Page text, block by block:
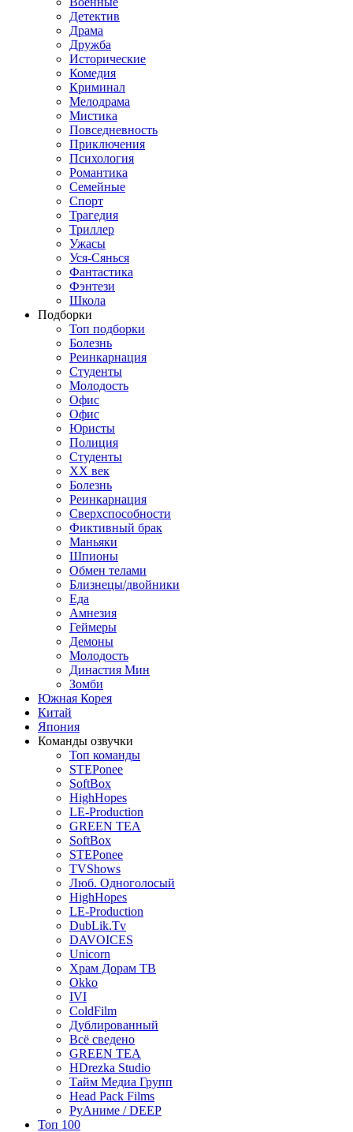
Детектив
Драма
Дружба
Исторические
Комедия
Криминал
Мелодрама
Мистика
Повседневность
Приключения
Психология
Романтика
Семейные
Спорт
Трагедия
Триллер
Ужасы
Уся-Сянься
Фантастика
Фэнтези
Школа
Подборки
Топ подборки
Болезнь
Реинкарнация
Студенты
Молодость
Офис
Офис
Юристы
Полиция
Студенты
ХХ век
Болезнь
Реинкарнация
Сверхспособности
Фиктивный брак
Маньяки
Шпионы
Обмен телами
Близнецы/двойники
Еда
Амнезия
Геймеры
Демоны
Молодость
Династия Мин
Зомби
Южная Корея
Китай
Япония
Команды озвучки
Топ команды
STEPonee
SoftBox
HighHopes
LE-Production
GREEN TEA
SoftBox
STEPonee
TVShows
Люб. Одноголосый
HighHopes
LE-Production
DubLik.Tv
DAVOICES
Unicorn
Храм Дорам ТВ
Okko
IVI
ColdFilm
Дублированный
Всё сведено
GREEN TEA
HDrezka Studio
Тайм Медиа Групп
Head Pack Films
РуАниме / DEEP
Топ 100